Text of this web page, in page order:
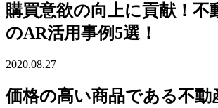
購買意欲の向上に貢献！不
のAR活用事例5選！
2020.08.27
価格の高い商品である不動